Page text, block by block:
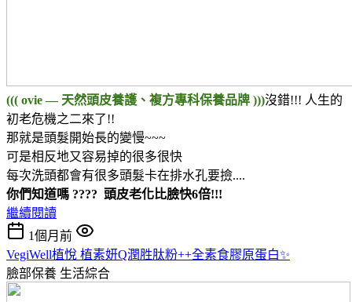
((( ovie — 天然頭皮養護、複方專科保養品牌 )))沒錯!!! 人生的
初老危機之二來了!!
那就是頭髮開始長的變慢~~~
可是相反地又容易掉的很多很快
每次洗頭都會有很多頭髮卡在排水孔要撿....
你們知道嗎 ???? 頭皮老化比臉快6倍!!!
繼續閱讀
1個月前
VegiWell植悅 植素妍Q潤胜肽粉++全素食膠原蛋白✨
臉部保養 生活綜合